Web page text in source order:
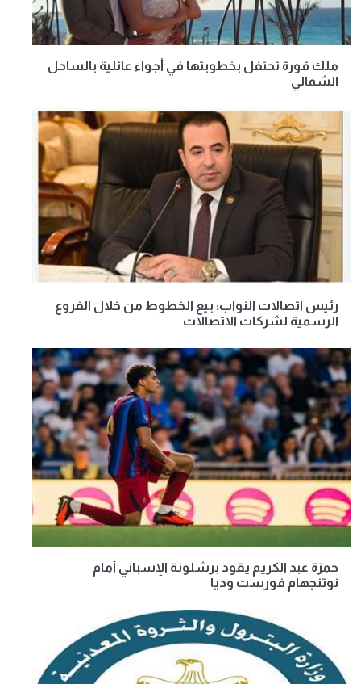
ملك قورة تحتفل بخطوبتها في أجواء عائلية بالساحل
الشمالي
رئيس اتصالات النواب: بيع الخطوط من خلال الفروع
الرسمية لشركات الاتصالات
حمزة عبد الكريم يقود برشلونة الإسباني أمام
نوتنجهام فورست وديا